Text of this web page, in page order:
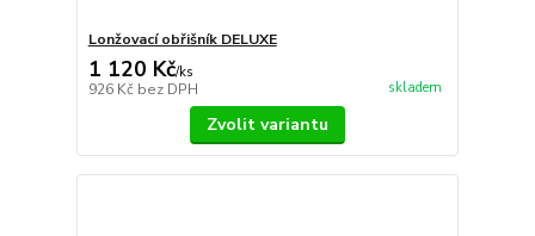
Lonžovací obřišník DELUXE
1 120 Kč/ks
926 Kč bez DPH skladem
Zvolit variantu